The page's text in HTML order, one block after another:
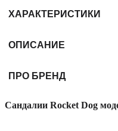
ХАРАКТЕРИСТИКИ
ОПИСАНИЕ
ПРО БРЕНД
Сандалии Rocket Dog